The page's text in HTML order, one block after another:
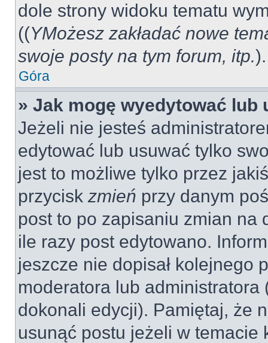
dole strony widoku tematu
((YMożesz zakładać nowe
swoje posty na tym forum, itp.).
Góra
» Jak mogę wyedytować lub
Jeżeli nie jesteś
edytować lub usuwać tylko
jest to możliwe tylko przez
przycisk zmień przy danym
post to po zapisaniu zmian na
ile razy post edytowano.
jeszcze nie dopisał kolejnego
moderatora lub
dokonali edycji). Pamiętaj, że
usunąć postu jeżeli w temacie